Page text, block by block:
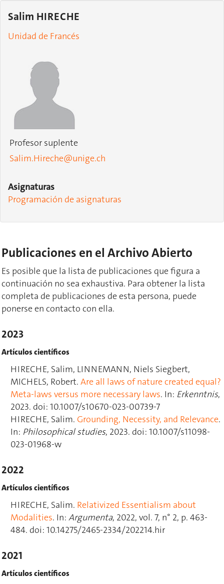
Salim HIRECHE
Unidad de Francés
Profesor suplente
Salim.Hireche@unige.ch
Asignaturas
Programación de asignaturas
Publicaciones en el Archivo Abierto
Es posible que la lista de publicaciones que figura a
continuación no sea exhaustiva. Para obtener la lista
completa de publicaciones de esta persona, puede
ponerse en contacto con ella.
2023
Artículos científicos
HIRECHE, Salim, LINNEMANN, Niels Siegbert,
MICHELS, Robert. Are all laws of nature created equal?
Meta-laws versus more necessary laws. In: Erkenntnis,
2023. doi: 10.1007/s10670-023-00739-7
HIRECHE, Salim. Grounding, Necessity, and Relevance.
In: Philosophical studies, 2023. doi: 10.1007/s11098-
023-01968-w
2022
Artículos científicos
HIRECHE, Salim. Relativized Essentialism about
Modalities. In: Argumenta, 2022, vol. 7, n° 2, p. 463-
484. doi: 10.14275/2465-2334/202214.hir
2021
Artículos científicos